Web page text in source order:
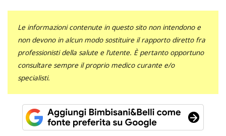
Le informazioni contenute in questo sito non intendono e
non devono in alcun modo sostituire il rapporto diretto fra
professionisti della salute e l’utente. È pertanto opportuno
consultare sempre il proprio medico curante e/o
specialisti.